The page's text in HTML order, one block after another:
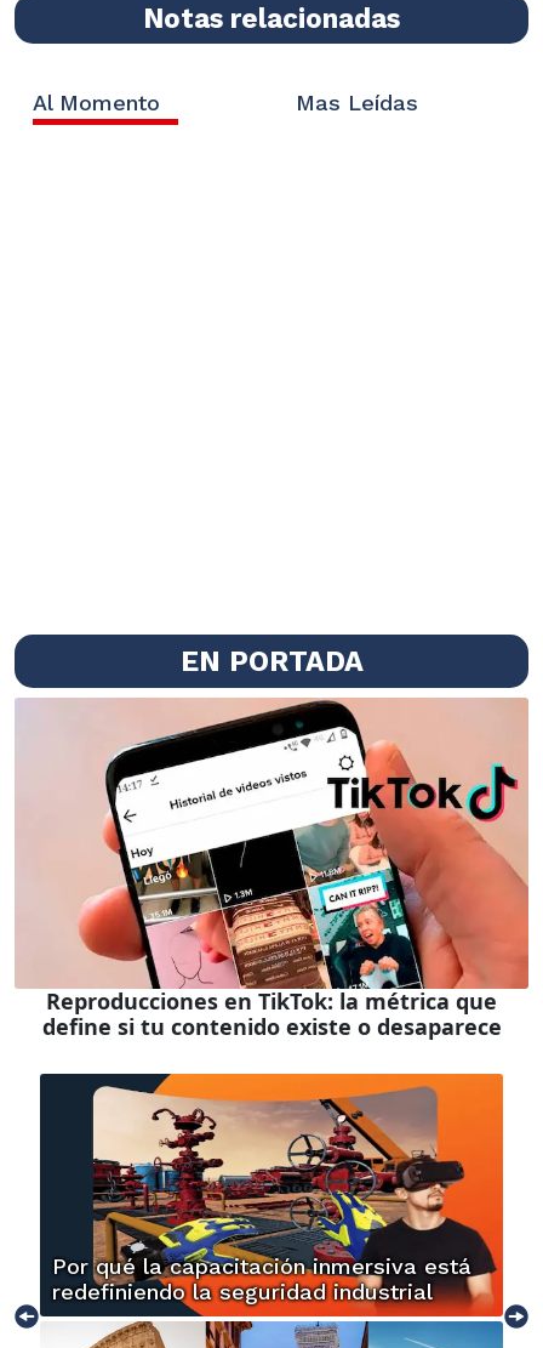
Notas relacionadas
Al Momento Mas Leídas
EN PORTADA
Reproducciones en TikTok: la métrica que
define si tu contenido existe o desaparece
Por qué la capacitación inmersiva está
redefiniendo la seguridad industrial